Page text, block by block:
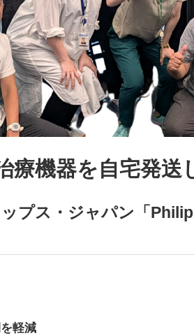
療機器を自宅発送
プス・ジャパン「
軽減